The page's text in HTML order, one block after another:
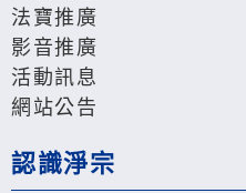
法寶推廣
影音推廣
活動訊息
網站公告
認識淨宗